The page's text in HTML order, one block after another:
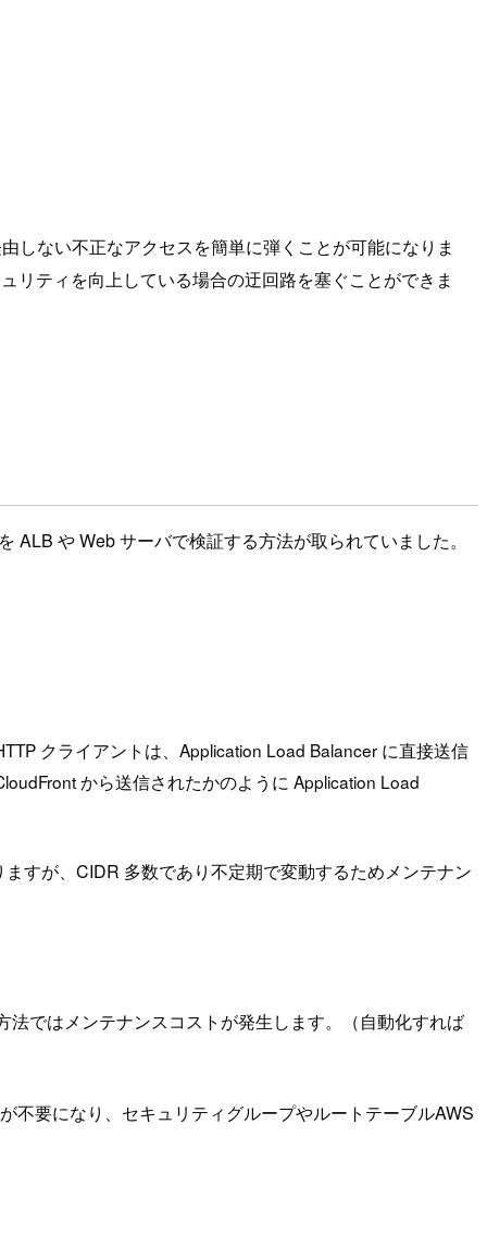
しない不正なアクセスを簡単に弾くことが可能になりま
リティを向上している場合の迂回路を塞ぐことができま
や Web サーバで検証する方法が取られていました。
クライアントは、Application Load Balancer に直接送信
から送信されたかのように Application Load
すが、CIDR 多数であり不定期で変動するためメンテナン
ではメンテナンスコストが発生します。（自動化すれば
不要になり、セキュリティグループやルートテーブルAWS